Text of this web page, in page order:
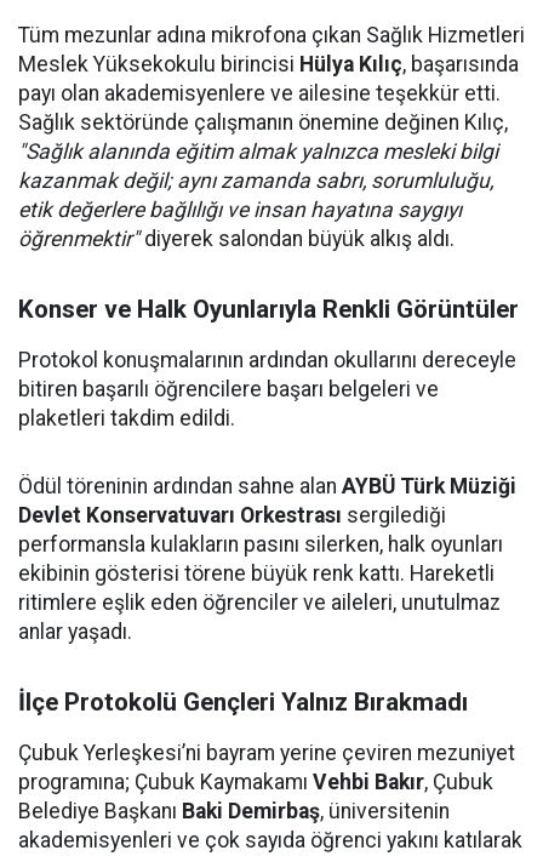
Tüm mezunlar adına mikrofona çıkan Sağlık Hizmetleri
Meslek Yüksekokulu birincisi Hülya Kılıç, başarısında
payı olan akademisyenlere ve ailesine teşekkür etti.
Sağlık sektöründe çalışmanın önemine değinen Kılıç,
"Sağlık alanında eğitim almak yalnızca mesleki bilgi
kazanmak değil; aynı zamanda sabrı, sorumluluğu,
etik değerlere bağlılığı ve insan hayatına saygıyı
öğrenmektir"diyerek salondan büyük alkış aldı.
Konser ve Halk Oyunlarıyla Renkli Görüntüler
Protokol konuşmalarının ardından okullarını dereceyle
bitiren başarılı öğrencilere başarı belgeleri ve
plaketleri takdim edildi.
Ödül töreninin ardından sahne alan AYBÜ Türk Müziği
Devlet Konservatuvarı Orkestrası sergilediği
performansla kulakların pasını silerken, halk oyunları
ekibinin gösterisi törene büyük renk kattı. Hareketli
ritimlere eşlik eden öğrenciler ve aileleri, unutulmaz
anlar yaşadı.
İlçe Protokolü Gençleri Yalnız Bırakmadı
Çubuk Yerleşkesi’ni bayram yerine çeviren mezuniyet
programına; Çubuk Kaymakamı Vehbi Bakır, Çubuk
Belediye Başkanı Baki Demirbaş, üniversitenin
akademisyenleri ve çok sayıda öğrenci yakını katılarak